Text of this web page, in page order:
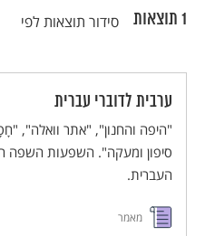
כל האתר
1 תוצאות סידור תוצאות לפי
ערבית לדוברי עברית
"היפה והחנון", "אתר וואלה",
סיפון ומעקה". השפעות השפה
העברית.
מאמר